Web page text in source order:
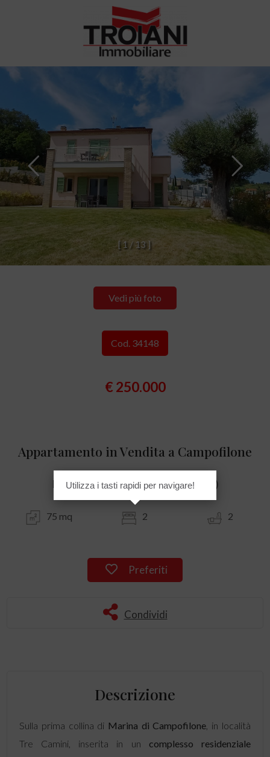
[ 1 / 1 3 ]
Vedi più foto
Cod. 34148
€ 250.000
Appartamento in Vendita a Campofilone
Marina Di Campofilone (zona Mare)
75 mq 2 2
Preferiti
Condividi
Descrizione
Sulla prima collina di Marina di Campofilone , in località
Tre Camini, inserita in un complesso residenziale
Utilizza i tasti rapidi per navigare!